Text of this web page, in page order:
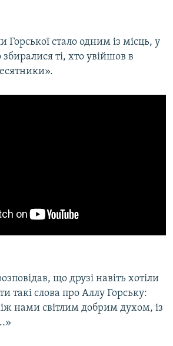
стало одним із місць, у
ті, хто увійшов в
що друзі навіть хотіли
такі слова про Аллу Горську:
нами світлим добрим духом, із